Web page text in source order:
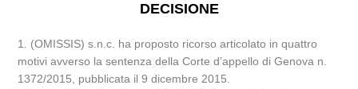
DECISIONE
1. (OMISSIS) s.n.c. ha proposto ricorso articolato in quattro
motivi avverso la sentenza della Corte d’appello di Genova n.
1372/2015, pubblicata il 9 dicembre 2015.